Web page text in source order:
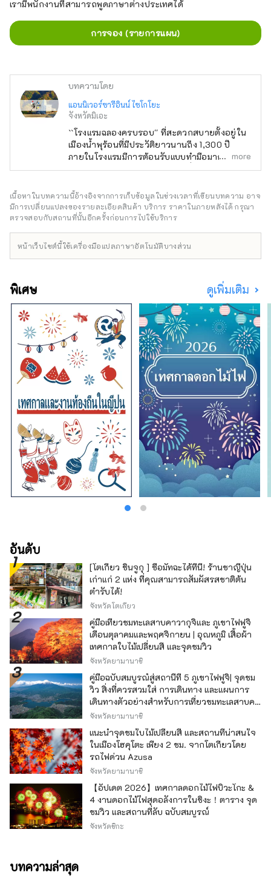
เรามีพนักงานที่สามารถพูดภาษาต่างประเทศได้
การจอง (รายการแผน)
บทความโดย
แอนนิเวอร์ซารีอินน์ ไซโกโยะ
จังหวัดมิเอะ
``โรงแรมฉลองครบรอบ'' ที่สะดวกสบายตั้งอยู่ใน
เมืองน้ำพุร้อนที่มีประวัติยาวนานถึง 1,300 ปี
ภายในโรงแรมมีการต้อนรับแบบทำมือมากมายที่
สร้างสรรค์โดยพนักงานรุ่นเยาว์ที่ทำงานใกล้ชิด
โดยรถยนต์ประมาณ 60 นาทีจากตัวเมืองนาโก
ย่า และประมาณ 30 นาทีจากนางาชิมะรีสอร์ท
ยานาบานะ โนะ ซาโตะ และซูซูกะเซอร์กิต
ในท้องถิ่นและบริโภคในท้องถิ่นก็เต็มไปด้วยเสน่ห์
more
เนื้อหาในบทความนี้อ้างอิงจากการเก็บข้อมูลในช่วงเวลาที่เขียนบทความ อาจ
มีการเปลี่ยนแปลงของรายละเอียดสินค้า บริการ ราคาในภายหลังได้ กรุณา
ตรวจสอบกับสถานที่นั้นอีกครั้งก่อนการไปใช้บริการ
หน้าเว็บไซต์นี้ใช้เครื่องมือแปลภาษาอัตโนมัติบางส่วน
พิเศษ ดูเพิ่มเติม
อันดับ
[โตเกียว ชินจูกุ ] ซื้อมัทฉะได้ที่นี่! ร้านชาญี่ปุ่น
เก่าแก่ 2 แห่ง ที่คุณสามารถสัมผัสรสชาติต้น
ตำรับได้!
จังหวัดโตเกียว
คู่มือเที่ยวชมทะเลสาบคาวากุจิและ ภูเขาไฟฟูจิ
เดือนตุลาคมและพฤศจิกายน | อุณหภูมิ เสื้อผ้า
เทศกาลใบไม้เปลี่ยนสี และจุดชมวิว
จังหวัดยามานาชิ
คู่มือฉบับสมบูรณ์สู่สถานีที่ 5 ภูเขาไฟฟูจิ| จุดชม
วิว สิ่งที่ควรสวมใส่ การเดินทาง และแผนการ
เดินทางตัวอย่างสำหรับการเที่ยวชมทะเลสาบคา
วากุจิ
จังหวัดยามานาชิ
แนะนำจุดชมใบไม้เปลี่ยนสี และสถานที่น่าสนใจ
ในเมืองโฮคุโตะ เพียง 2 ชม. จากโตเกียวโดย
รถไฟด่วน Azusa
จังหวัดยามานาชิ
【อัปเดต 2026】เทศกาลดอกไม้ไฟบิวะโกะ &
4 งานดอกไม้ไฟสุดอลังการในชิงะ！ตาราง จุด
ชมวิว และสถานที่ลับ ฉบับสมบูรณ์
จังหวัดชิกะ
บทความล่าสุด